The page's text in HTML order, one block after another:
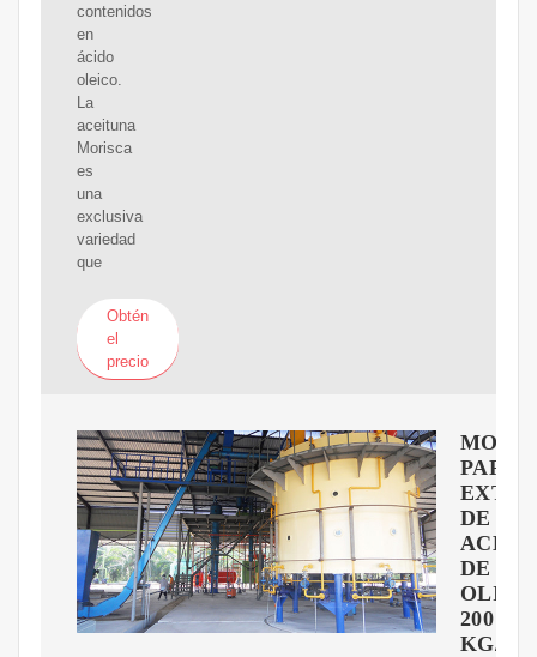
contenidos
en
ácido
oleico.
La
aceituna
Morisca
es
una
exclusiva
variedad
que
Obtén
el
precio
PARA
DE
DE
OLIVA
200
KG/H